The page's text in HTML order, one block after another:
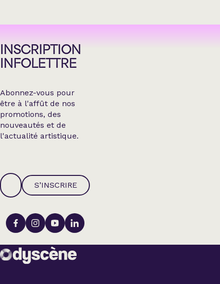
INSCRIPTION
INFOLETTRE
Abonnez-vous pour
être à l'affût de nos
promotions, des
nouveautés et de
l'actualité artistique.
S’INSCRIRE